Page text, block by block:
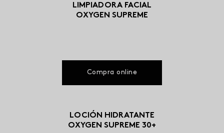
LIMPIADORA FACIAL
OXYGEN SUPREME
Compra online
LOCIÓN HIDRATANTE
OXYGEN SUPREME 30+